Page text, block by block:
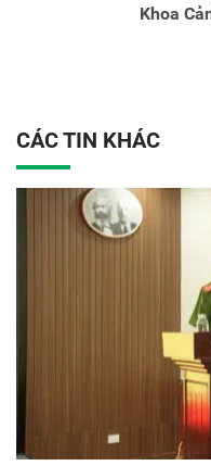
Khoa
CÁC TIN KHÁC